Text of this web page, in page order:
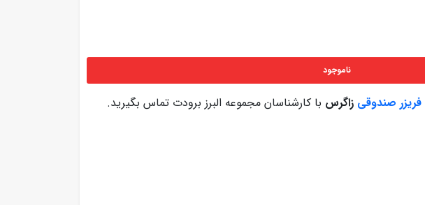
ناموجود
فریزر صندوقی زاگرس با کارشناسان مجموعه البرز برودت تماس بگیرید.